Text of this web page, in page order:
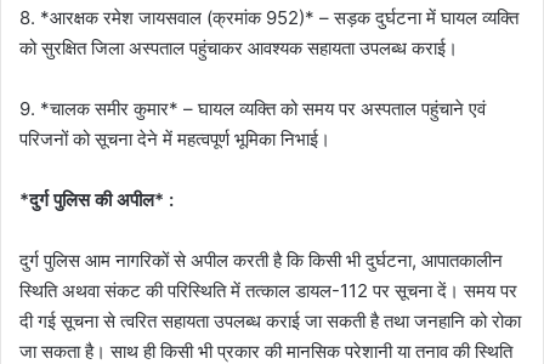
8. *आरक्षक रमेश जायसवाल (क्रमांक 952)* – सड़क दुर्घटना में घायल व्यक्ति
को सुरक्षित जिला अस्पताल पहुंचाकर आवश्यक सहायता उपलब्ध कराई।
9. *चालक समीर कुमार* – घायल व्यक्ति को समय पर अस्पताल पहुंचाने एवं
परिजनों को सूचना देने में महत्वपूर्ण भूमिका निभाई।
*दुर्ग पुलिस की अपील* :
दुर्ग पुलिस आम नागरिकों से अपील करती है कि किसी भी दुर्घटना, आपातकालीन
स्थिति अथवा संकट की परिस्थिति में तत्काल डायल-112 पर सूचना दें। समय पर
दी गई सूचना से त्वरित सहायता उपलब्ध कराई जा सकती है तथा जनहानि को रोका
जा सकता है। साथ ही किसी भी प्रकार की मानसिक परेशानी या तनाव की स्थिति